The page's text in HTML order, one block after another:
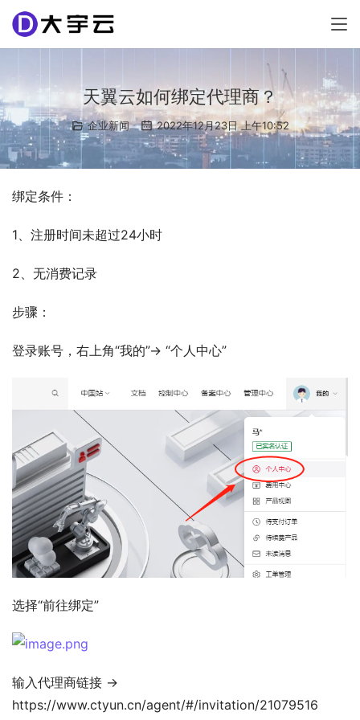
天翼云如何绑定代理商？
企业新闻 2022年12月23日 上午10:52
绑定条件：
1、注册时间未超过24小时
2、无消费记录
步骤：
登录账号，右上角“我的”→ “个人中心”
选择“前往绑定”
输入代理商链接 →
https://www.ctyun.cn/agent/#/invitation/21079516